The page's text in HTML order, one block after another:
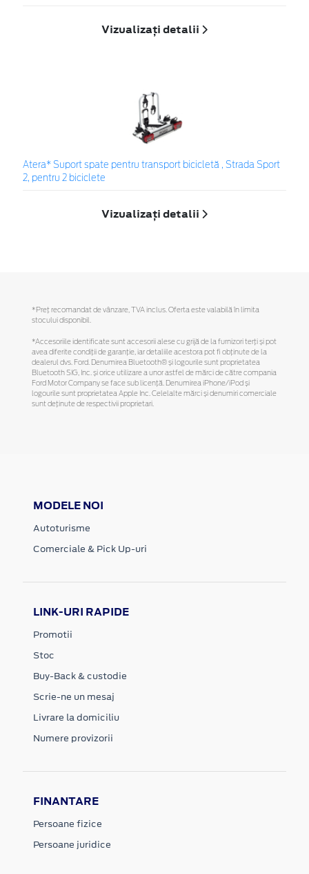
Vizualizați detalii
Atera* Suport spate pentru transport bicicletă , Strada Sport
2, pentru 2 biciclete
Vizualizați detalii
*Preţ recomandat de vânzare, TVA inclus. Oferta este valabilă în limita
stocului disponibil.
*Accesoriile identificate sunt accesorii alese cu grijă de la furnizori terți și pot
avea diferite condiții de garanție, iar detaliile acestora pot fi obținute de la
dealerul dvs. Ford. Denumirea Bluetooth® și logourile sunt proprietatea
Bluetooth SIG, Inc. și orice utilizare a unor astfel de mărci de către compania
Ford Motor Company se face sub licență. Denumirea iPhone/iPod și
logourile sunt proprietatea Apple Inc. Celelalte mărci și denumiri comerciale
sunt deținute de respectivii proprietari.
MODELE NOI
Autoturisme
Comerciale & Pick Up-uri
LINK-URI RAPIDE
Promotii
Stoc
Buy-Back & custodie
Scrie-ne un mesaj
Livrare la domiciliu
Numere provizorii
FINANTARE
Persoane fizice
Persoane juridice